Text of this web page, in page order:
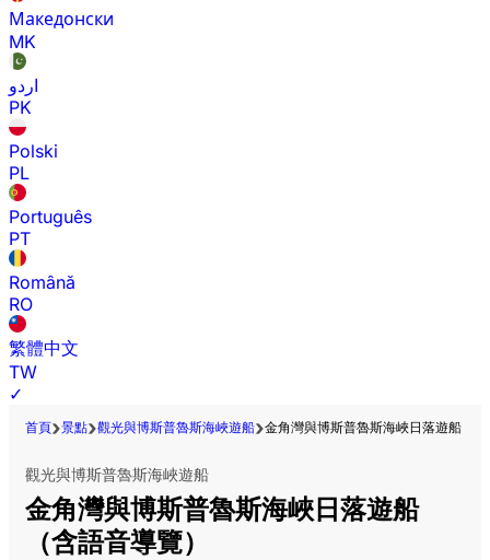
Македонски
MK
اردو
PK
Polski
PL
Português
PT
Română
RO
繁體中文
TW
✓
首頁 景點 觀光與博斯普魯斯海峽遊船 金角灣與博斯普魯斯海峽日落遊船（
觀光與博斯普魯斯海峽遊船
金角灣與博斯普魯斯海峽日落遊船
（含語音導覽）